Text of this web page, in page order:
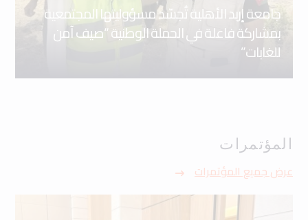
جامعة إربد الأهلية تُجسّد مسؤوليتها المجتمعية
بمشاركة فاعلة في الحملة الوطنية “صيف آمن
للغابات”
المؤتمرات
عرض جميع المؤتمرات